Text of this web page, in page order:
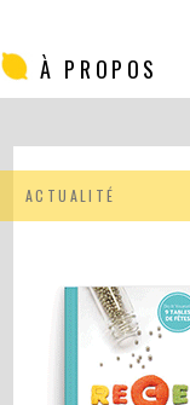
À PROPOS
ACTUALITÉ